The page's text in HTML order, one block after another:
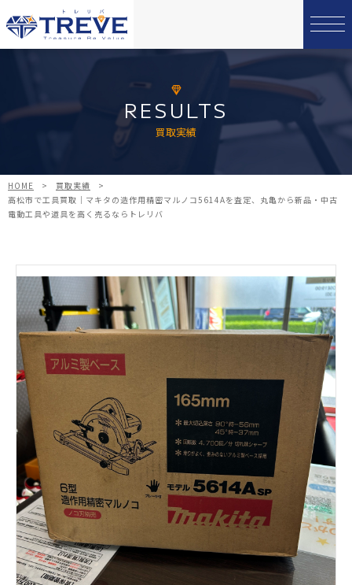
RESULTS
買取実績
HOME > 買取実績
>
高松市で工具買取｜マキタの造作用精密マルノコ5614Aを査定、丸亀から新品・中古
電動工具や道具を高く売るならトレリバ